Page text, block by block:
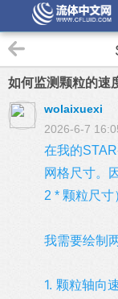
如何监测颗粒的速
wolaixuexi
2026-6-7
在我的
网格尺寸。
2 * 颗粒尺寸
我需要绘制
1. 颗粒轴向